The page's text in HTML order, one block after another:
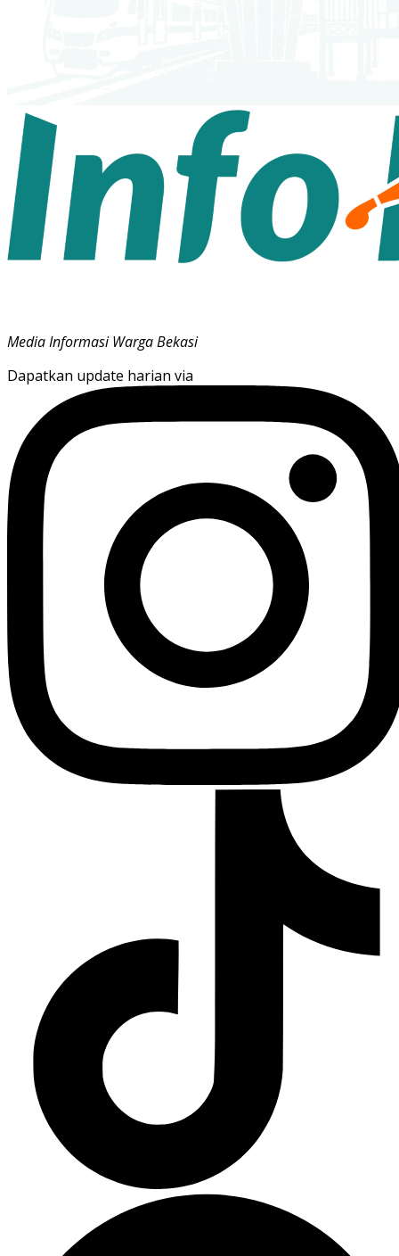
Media Informasi Warga Bekasi
Dapatkan update harian via